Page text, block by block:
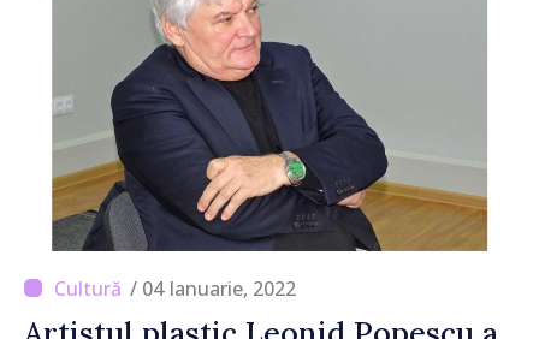
/ 04 Ianuarie, 2022